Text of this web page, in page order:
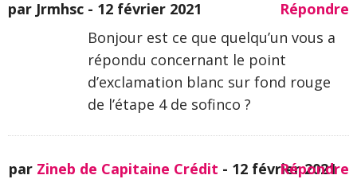
par Jrmhsc - 12 février 2021
Répondre
Bonjour est ce que quelqu’un vous a
répondu concernant le point
d’exclamation blanc sur fond rouge
de l’étape 4 de sofinco ?
par Zineb de Capitaine Crédit - 12 février 2021
Répondre